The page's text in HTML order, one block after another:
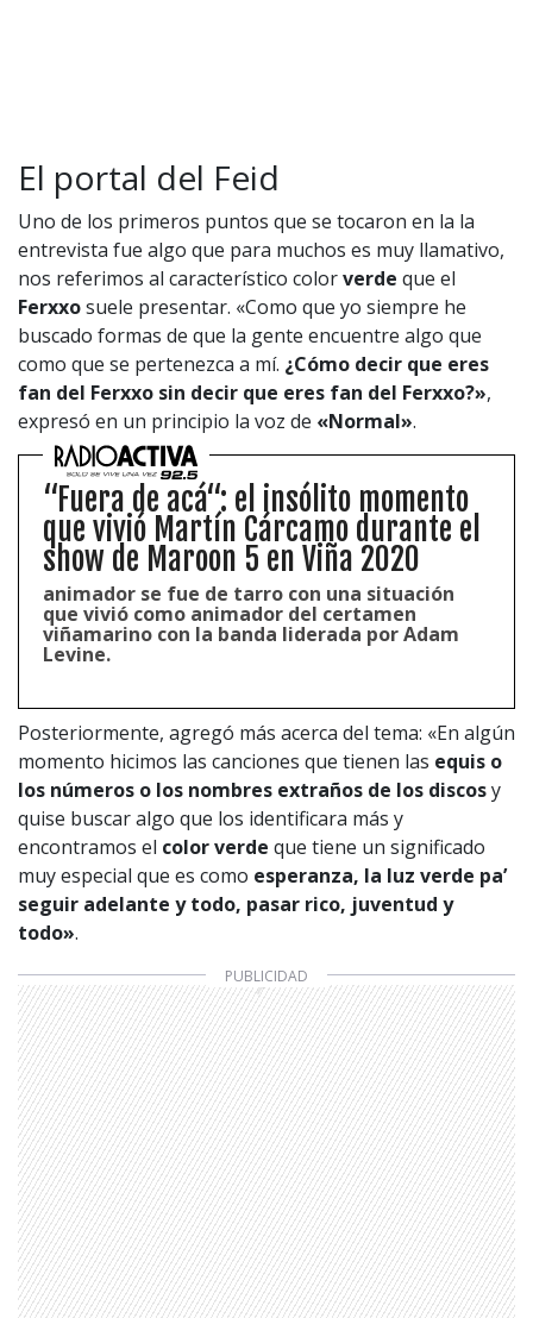
El portal del Feid
Uno de los primeros puntos que se tocaron en la la
entrevista fue algo que para muchos es muy llamativo,
nos referimos al característico colorverde que el
Ferxxosuele presentar. «Como que yo siempre he
buscado formas de que la gente encuentre algo que
como que se pertenezca a mí. ¿Cómo decir que eres
fan del Ferxxo sin decir que eres fan del Ferxxo?»,
expresó en un principio la voz de «Normal».
“Fuera de acá“: el insólito momento
que vivió Martín Cárcamo durante el
show de Maroon 5 en Viña 2020
animador se fue de tarro con una situación
que vivió como animador del certamen
viñamarino con la banda liderada por Adam
Levine.
Posteriormente, agregó más acerca del tema: «En algún
momento hicimos las canciones que tienen las equis o
los números o los nombres extraños de los discosy
quise buscar algo que los identificara más y
encontramos el color verde que tiene un significado
muy especial que es como esperanza, la luz verde pa’
seguir adelante y todo, pasar rico, juventud y
todo».